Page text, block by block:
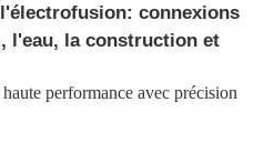
connexions
l'eau, la construction et
performance avec précision